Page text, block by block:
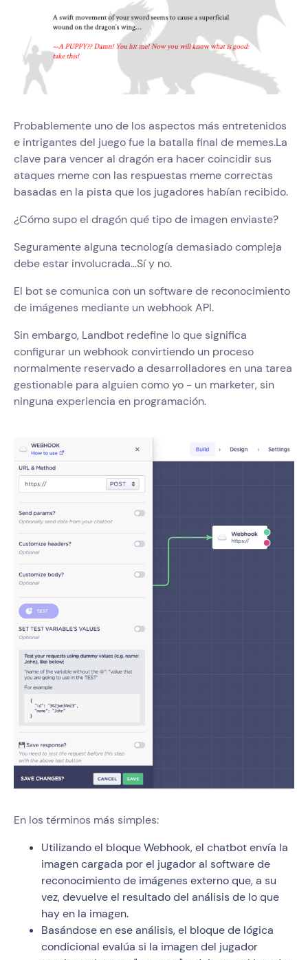
Probablemente uno de los aspectos más entretenidos
e intrigantes del juego fue la batalla final de memes.La
clave para vencer al dragón era hacer coincidir sus
ataques meme con las respuestas meme correctas
basadas en la pista que los jugadores habían recibido.
¿Cómo supo el dragón qué tipo de imagen enviaste?
Seguramente alguna tecnología demasiado compleja
debe estar involucrada...Sí y no.
El bot se comunica con un software de reconocimiento
de imágenes mediante un webhook API.
Sin embargo, Landbot redefine lo que significa
configurar un webhook convirtiendo un proceso
normalmente reservado a desarrolladores en una tarea
gestionable para alguien como yo - un marketer, sin
ninguna experiencia en programación.
En los términos más simples:
Utilizando el bloque Webhook, el chatbot envía la
imagen cargada por el jugador al software de
reconocimiento de imágenes externo que, a su
vez, devuelve el resultado del análisis de lo que
hay en la imagen.
Basándose en ese análisis, el bloque de lógica
condicional evalúa si la imagen del jugador